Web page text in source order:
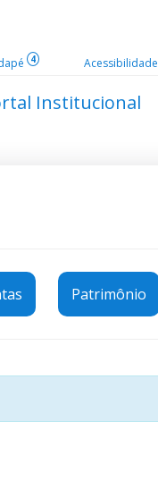
4 Acessibilidade
Institucional
Patrimônio